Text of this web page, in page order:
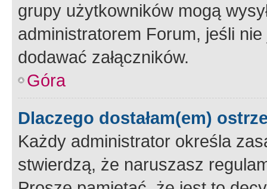
grupy użytkowników mogą
administratorem Forum, jeśli
dodawać załączników.
Góra
Dlaczego dostałam(em)
Każdy administrator określa
stwierdzą, że naruszasz